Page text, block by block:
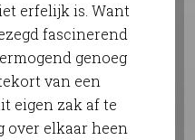
erfelijk is. Want
fascinerend
genoeg
van een
eigen zak af te
over elkaar heen